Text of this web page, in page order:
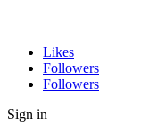
Likes
Followers
Followers
Sign in